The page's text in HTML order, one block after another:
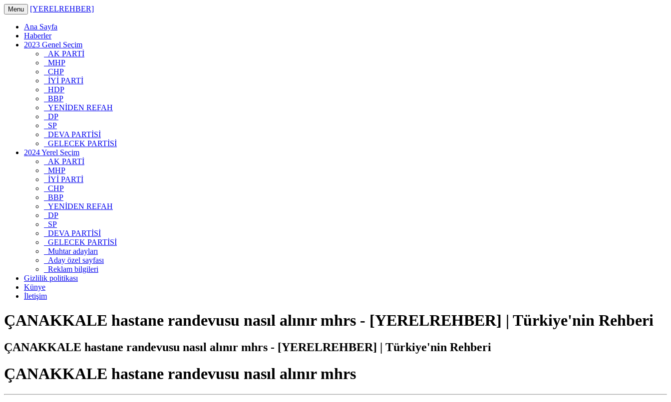
Menu [YERELREHBER]
Ana Sayfa
Haberler
2023 Genel Seçim
AK PARTİ
MHP
CHP
İYİ PARTİ
HDP
BBP
YENİDEN REFAH
DP
SP
DEVA PARTİSİ
GELECEK PARTİSİ
2024 Yerel Seçim
AK PARTİ
MHP
İYİ PARTİ
CHP
BBP
YENİDEN REFAH
DP
SP
DEVA PARTİSİ
GELECEK PARTİSİ
Muhtar adayları
Aday özel sayfası
Reklam bilgileri
Gizlilik politikası
Künye
İletişim
ÇANAKKALE hastane randevusu nasıl alınır mhrs - [YERELREHBER] | Türkiye'nin Rehberi
ÇANAKKALE hastane randevusu nasıl alınır mhrs - [YERELREHBER] | Türkiye'nin Rehberi
ÇANAKKALE hastane randevusu nasıl alınır mhrs